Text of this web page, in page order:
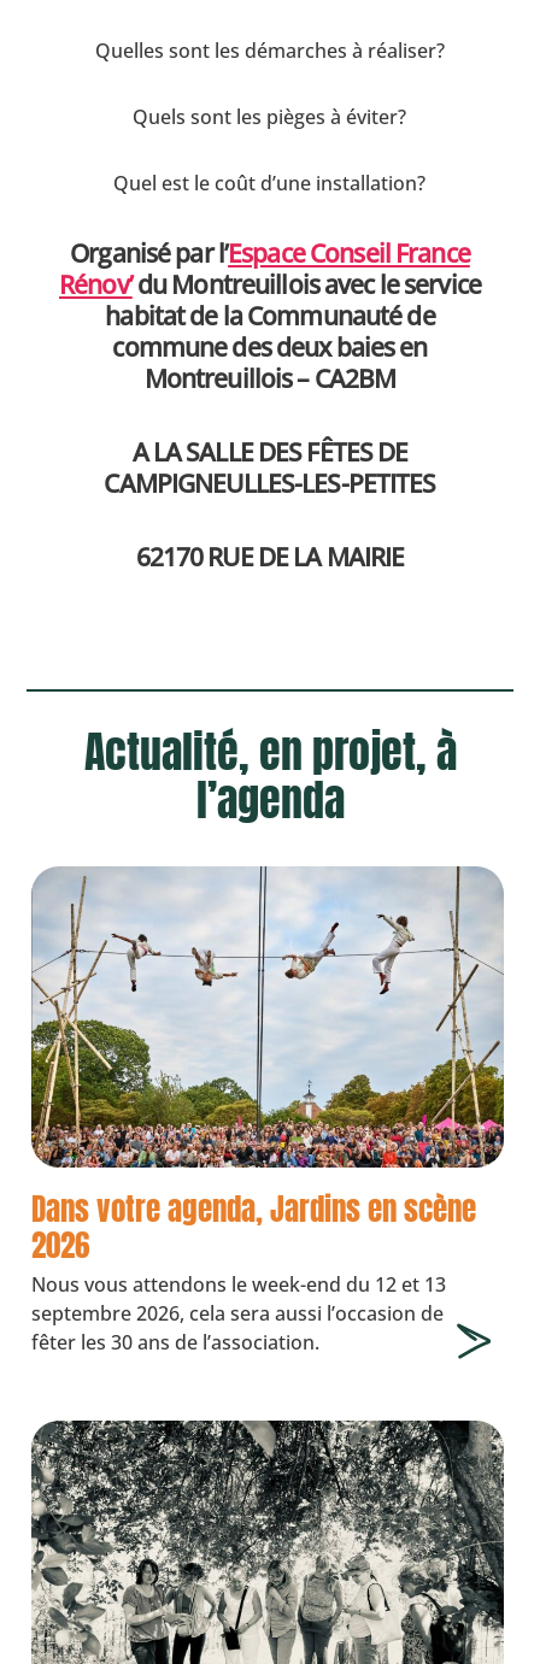
Quelles sont les démarches à réaliser?
Quels sont les pièges à éviter?
Quel est le coût d’une installation?
Organisé par l’Espace Conseil France
Rénov’du Montreuillois avec le service
habitat de la Communauté de
commune des deux baies en
Montreuillois – CA2BM
A LA SALLE DES FÊTES DE
CAMPIGNEULLES-LES-PETITES
62170 RUE DE LA MAIRIE
Actualité, en projet, à
l’agenda
Dans votre agenda, Jardins en scène
2026
Nous vous attendons le week-end du 12 et 13
septembre 2026, cela sera aussi l’occasion de
fêter les 30 ans de l’association.